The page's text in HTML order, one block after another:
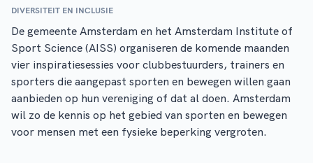
DIVERSITEIT EN INCLUSIE
De gemeente Amsterdam en het Amsterdam Institute of
Sport Science (AISS) organiseren de komende maanden
vier inspiratiesessies voor clubbestuurders, trainers en
sporters die aangepast sporten en bewegen willen gaan
aanbieden op hun vereniging of dat al doen. Amsterdam
wil zo de kennis op het gebied van sporten en bewegen
voor mensen met een fysieke beperking vergroten.